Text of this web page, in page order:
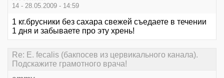
14 - 28.05.2009 - 14:59
1 кг.брусники без сахара свежей съедаете в течении
1 дня и забываете про эту хрень!
Re: E. fecalis (бакпосев из цервикального канала).
Подскажите грамотного врача!